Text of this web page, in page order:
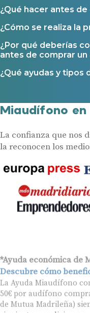
¿Qué hacer antes
¿Cómo se realiza la
¿Por qué deberías
antes de comprar un
¿Qué ayudas y tipos
Miaudífono
La confianza que nos
la reconocen los
Descubre cómo
La Ayuda Miaudífono
50€ por audífono
de Mutua Madrileña)
siguientes condiciones: